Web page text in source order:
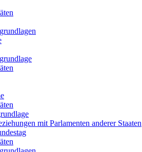
mit Parlamenten anderer Staaten